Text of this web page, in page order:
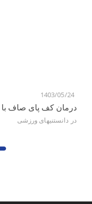
1403/05/24
درمان کف پای صاف
در دانستنیهای ورزشی